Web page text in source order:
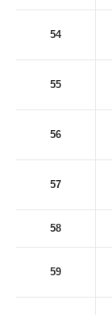
54
55
56
57
58
59